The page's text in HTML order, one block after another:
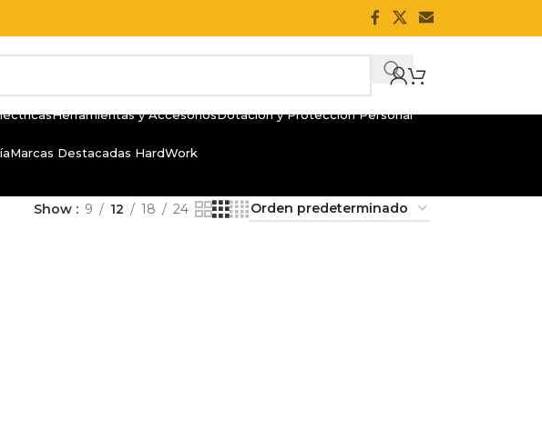
Herramientas y AccesoriosDotación y Protección Personal
Marcas Destacadas HardWork
Show 9 12 18 24